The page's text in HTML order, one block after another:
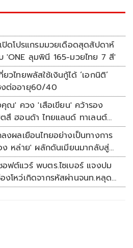
ปิดโปรแกรมมวยเดือดสุดสัปดาห์
'ONE ลุมพินี 165-มวยไทย 7 สี'
ยวไทยพลัสใช้เงินกู้ได้ ‘เอกนิติ’
งต่ออายุ60/40
ณ' ควง 'เสือเขียน' คว้ารอง
สึ ฮอนด้า ไทยแลนด์ ทาเลนต์
ผลเยือนไทยอย่างเป็นทางการ
หล่าย' ผลักดันเมียนมากลับสู่
ฟต์แวร์ พบตร.ไซเบอร์ แจงปม
งโหว่เกิดจากรหัสผ่านจนท.หลุด
ะบบ